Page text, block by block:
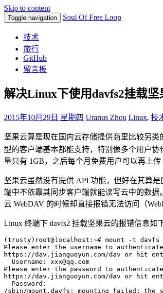
Skip to content
Toggle navigation Soul Of Free Loop
技术
旅行
GitHub
留言板
解决Linux下使用davfs2挂载坚
2015年10月29日 星期四 Uranus Zhou Linux, 技
坚果云算是现在国内云存储提供商里比较另类
型的客户端基本都能支持，特别像多个用户
量只有 1GB，之后每个月免费用户可以再上
坚果云虽然没有提供 API 功能，但好在其算
端中不依靠其同步客户端就能读写云中的数据
云 WebDAV 的时候却直接报错无法访问（
Linux 终端下 davfs2 挂载坚果云的报错信息如下
(trusty)root@localhost:~# mount -t
Please enter the username to
https://dav.jianguoyun.com/dav or hit
  Username: xxx@qq.com
Please enter the password to
https://dav.jianguoyun.com/dav or hit
  Password: